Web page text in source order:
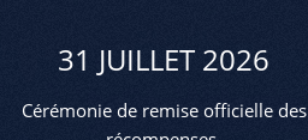
31 JUILLET 2026
Cérémonie de remise officielle des